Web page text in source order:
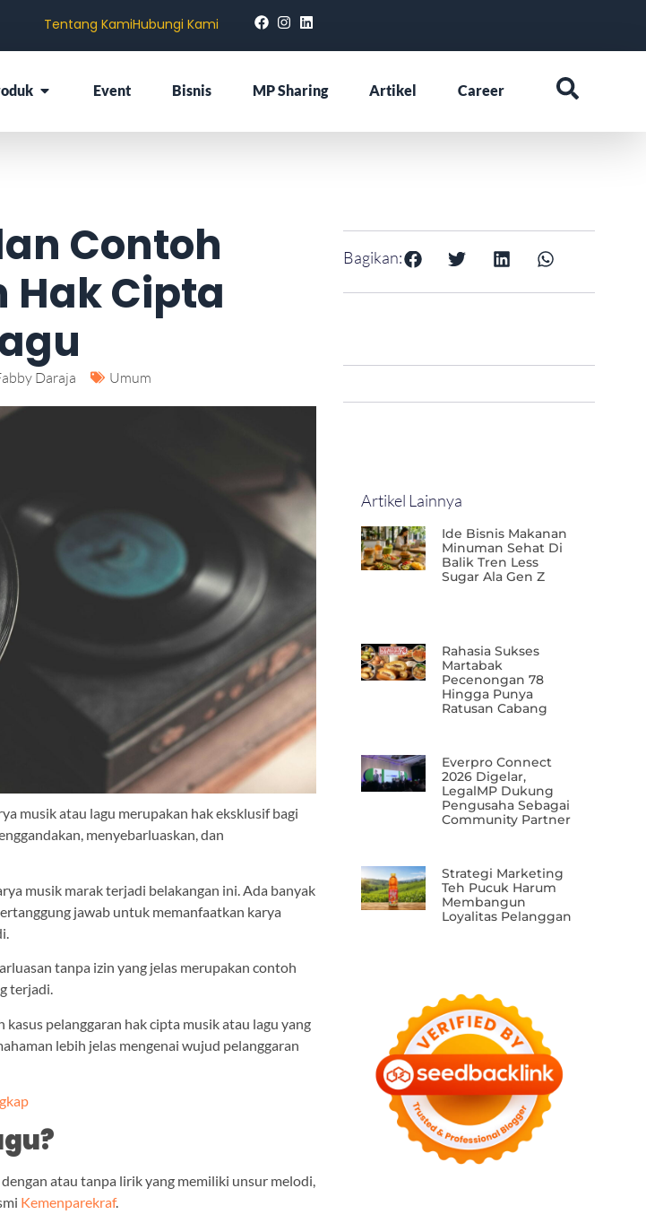
Tentang KamiHubungi Kami
Event Bisnis MP Sharing Artikel Career
Contoh
Hak Cipta
Daraja Umum
musik atau lagu merupakan hak eksklusif bagi
menyebarluaskan, dan
musik marak terjadi belakangan ini. Ada banyak
jawab untuk memanfaatkan karya
tanpa izin yang jelas merupakan contoh
terjadi.
pelanggaran hak cipta musik atau lagu yang
lebih jelas mengenai wujud pelanggaran
atau tanpa lirik yang memiliki unsur melodi,
Kemenparekraf.
Bagikan:
Artikel Lainnya
Ide Bisnis Makanan
Minuman Sehat Di
Balik Tren Less
Sugar Ala Gen Z
Rahasia Sukses
Martabak
Pecenongan 78
Hingga Punya
Ratusan Cabang
Everpro Connect
2026 Digelar,
LegalMP Dukung
Pengusaha Sebagai
Community Partner
Strategi Marketing
Teh Pucuk Harum
Membangun
Loyalitas Pelanggan